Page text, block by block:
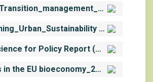
DRIFT-Transition_management_in_the_urban_context-guidance_manual.pdf
Governing_Urban_Sustainability Transitions – Inspiring examples.pdf
JRC Science for Policy Report (2016).pdf
Trends in the EU bioeconomy_2023.pdf